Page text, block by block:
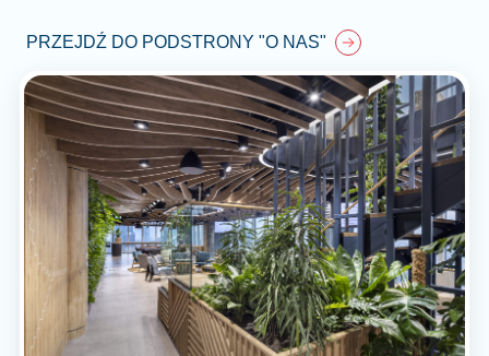
PRZEJDŹ DO PODSTRONY "O NAS"